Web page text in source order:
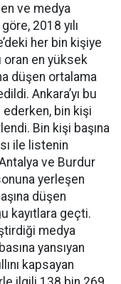
ve medya
2018 yılı
her bin kişiye
en yüksek
düşen ortalama
Ankara’yı bu
ederken, bin kişi
Bin kişi başına
ile listenin
ve Burdur
yerleşen
düşen
kayıtlara geçti.
medya
yansıyan
kapsayan